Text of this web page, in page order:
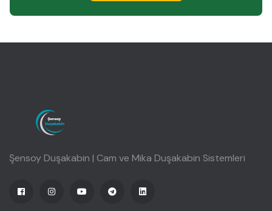
Şensoy Duşakabin | Cam ve Mika Duşakabin Sistemleri